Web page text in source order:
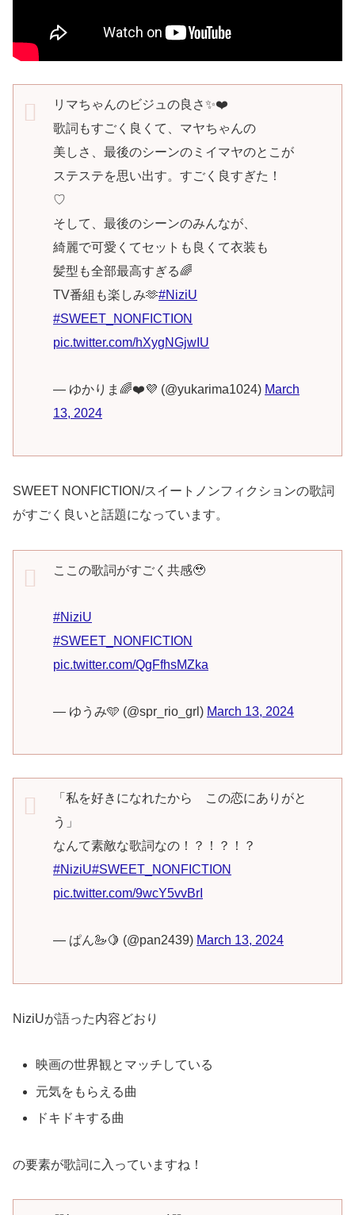
リマちゃんのビジュの良さ✨️❤️
歌詞もすごく良くて、マヤちゃんの
美しさ、最後のシーンのミイマヤのとこが
ステステを思い出す。すごく良すぎた！
♡
そして、最後のシーンのみんなが、
綺麗で可愛くてセットも良くて衣装も
髪型も全部最高すぎる🌈
TV番組も楽しみ🫶#NiziU
#SWEET_NONFICTION
pic.twitter.com/hXygNGjwIU
— ゆかりま🌈❤️💜 (@yukarima1024) March
13, 2024
SWEET NONFICTION/スイートノンフィクションの歌詞
がすごく良いと話題になっています。
ここの歌詞がすごく共感🥹
#NiziU
#SWEET_NONFICTION
pic.twitter.com/QgFfhsMZka
— ゆうみ🩵 (@spr_rio_grl) March 13, 2024
「私を好きになれたから この恋にありがと
う」
なんて素敵な歌詞なの！？！？！？
#NiziU#SWEET_NONFICTION
pic.twitter.com/9wcY5vvBrI
— ぱん🦢🍋 (@pan2439) March 13, 2024
NiziUが語った内容どおり
映画の世界観とマッチしている
元気をもらえる曲
ドキドキする曲
の要素が歌詞に入っていますね！